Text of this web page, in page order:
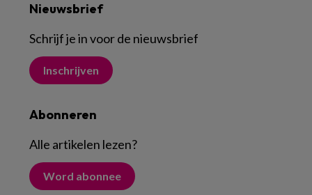
Nieuwsbrief
Schrijf je in voor de nieuwsbrief
Inschrijven
Abonneren
Alle artikelen lezen?
Word abonnee